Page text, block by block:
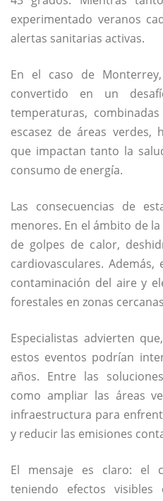
experimentado veranos
alertas sanitarias activas.
En el caso de
convertido en un
temperaturas,
escasez de áreas verdes,
que impactan tanto la
consumo de energía.
Las consecuencias de
menores. En el ámbito de
de golpes de calor,
cardiovasculares.
contaminación del aire y
forestales en zonas
Especialistas advierten
estos eventos podrían
años. Entre las
como ampliar las áreas
infraestructura para
y reducir las emisiones
El mensaje es claro: el
teniendo efectos